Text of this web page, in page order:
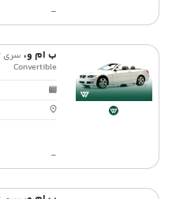
-
ب ام و،
Convertible
-